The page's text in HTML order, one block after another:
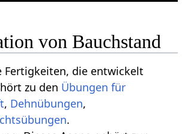
von Bauchstand
Fertigkeiten, die entwickelt
zu den Übungen für
, Dehnübungen,
.